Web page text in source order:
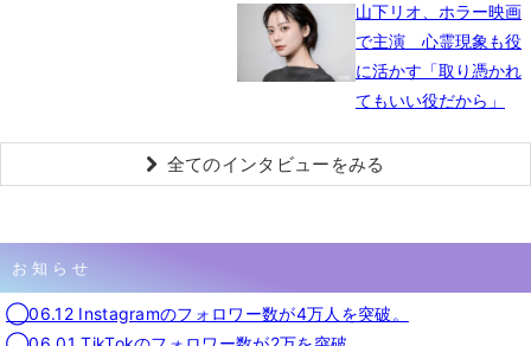
山下リオ、ホラー映画
で主演 心霊現象も役
に活かす「取り憑かれ
てもいい役だから」
全てのインタビューをみる
お知らせ
◯06.12 Instagramのフォロワー数が4万人を突破。